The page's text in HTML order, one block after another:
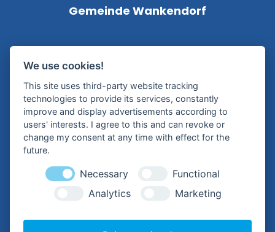
Gemeinde Wankendorf
Kampstraße 1
24601 Wankendorf
Tel.:+49 (0) 4326 – 99 79-0
Mail:
buergermeisterin@wankendorf.de
We use cookies!
This site uses third-party website tracking
technologies to provide its services, constantly
improve and display advertisements according to
users' interests. I agree to this and can revoke or
change my consent at any time with effect for the
future.
Necessary
Functional
Analytics
Marketing